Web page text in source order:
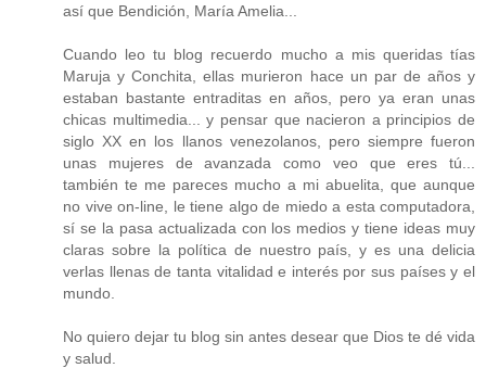
así que Bendición, María Amelia...
Cuando leo tu blog recuerdo mucho a mis queridas tías
Maruja y Conchita, ellas murieron hace un par de años y
estaban bastante entraditas en años, pero ya eran unas
chicas multimedia... y pensar que nacieron a principios de
siglo XX en los llanos venezolanos, pero siempre fueron
unas mujeres de avanzada como veo que eres tú...
también te me pareces mucho a mi abuelita, que aunque
no vive on-line, le tiene algo de miedo a esta computadora,
sí se la pasa actualizada con los medios y tiene ideas muy
claras sobre la política de nuestro país, y es una delicia
verlas llenas de tanta vitalidad e interés por sus países y el
mundo.
No quiero dejar tu blog sin antes desear que Dios te dé vida
y salud.